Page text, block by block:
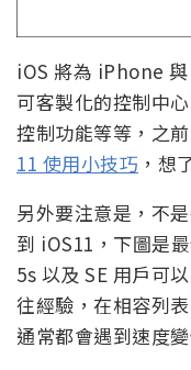
iOS 將為 iPhone
可客製化的控制中
控制功能等等，之
11 使用小技巧 ，想
另外要注意是，不
到 iOS11，下圖是
5s 以及 SE 用戶可
往經驗，在相容列
通常都會遇到速度